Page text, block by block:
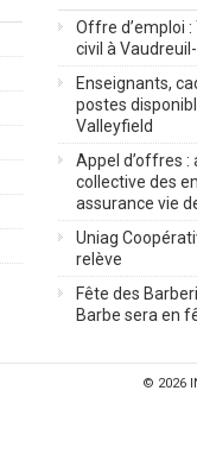
Offre d’emploi
civil à
Enseignants,
postes
Valleyfield
Appel d’offres :
collective des
assurance vie
Uniag
relève
Fête des
Barbe sera en
© 2026